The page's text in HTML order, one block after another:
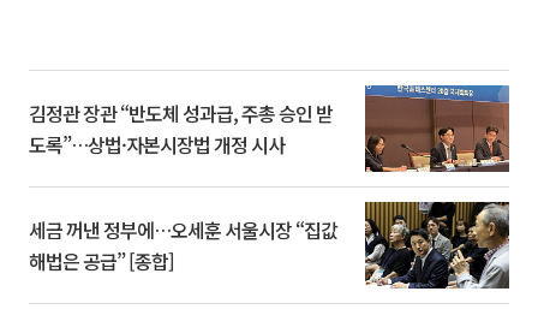
김정관 장관 “반도체 성과급, 주총 승인 받
도록”…상법·자본시장법 개정 시사
세금 꺼낸 정부에…오세훈 서울시장 “집값
해법은 공급” [종합]